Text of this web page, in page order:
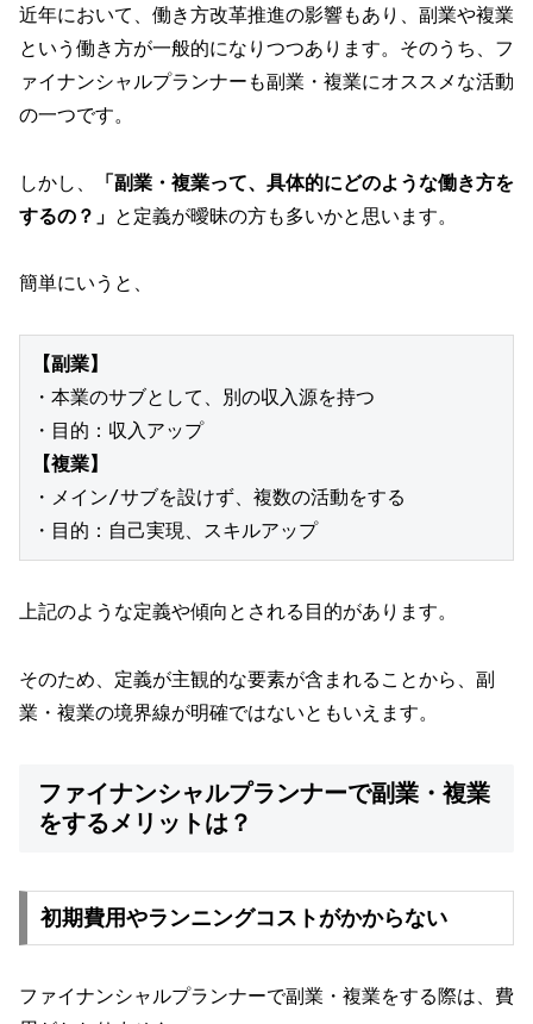
近年において、働き方改革推進の影響もあり、副業や複業
という働き方が一般的になりつつあります。そのうち、フ
ァイナンシャルプランナーも副業・複業にオススメな活動
の一つです。
しかし、
「副業・複業って、具体的にどのような働き方を
するの？」 と定義が曖昧の方も多いかと思います。
簡単にいうと、
【副業】
・本業のサブとして、別の収入源を持つ
・目的：収入アップ
【複業】
・メイン/サブを設けず、複数の活動をする
・目的：自己実現、スキルアップ
上記のような定義や傾向とされる目的があります。
そのため、定義が主観的な要素が含まれることから、副
業・複業の境界線が明確ではないともいえます。
ファイナンシャルプランナーで副業・複業
をするメリットは？
初期費用やランニングコストがかからない
ファイナンシャルプランナーで副業・複業をする際は、費